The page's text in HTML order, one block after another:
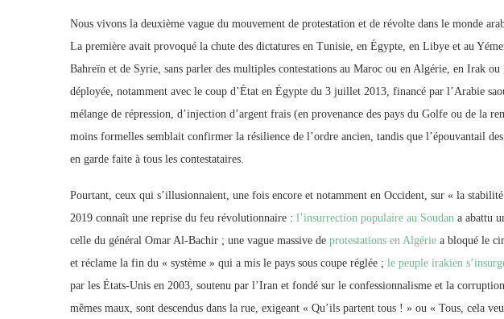
Nous vivons la deuxième vague du mouvement de protestation et de révolte dans le monde
La première avait provoqué la chute des dictatures en Tunisie, en Égypte, en Libye et au
Bahreïn et de Syrie, sans parler des multiples contestations au Maroc ou en Algérie, en Irak
déployée, notamment avec le coup d’État en Égypte du 3 juillet 2013, financé par l’Arabie
mélange de répression, d’injection d’argent frais (en provenance des pays du Golfe ou de la
moins formelles semblait confirmer la résilience de l’ordre ancien, tandis que l’épouvantail
en garde faite à tous les contestataires.
Pourtant, ceux qui s’illusionnaient, une fois encore et notamment en Occident, sur « la
2019 connaît une reprise du feu révolutionnaire : l’insurrection populaire au Soudan a abattu
celle du général Omar Al-Bachir ; une vague massive de protestations en Algérie a bloqué le
et réclame la fin du « système » qui a mis le pays sous coupe réglée ; le peuple irakien
par les États-Unis en 2003, soutenu par l’Iran et fondé sur le confessionnalisme et la
mêmes maux, sont descendus dans la rue, exigeant « Qu’ils partent tous ! » ou « Tous, cela